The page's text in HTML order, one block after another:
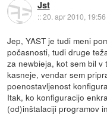
Jst
::20. apr 2010, 19:56
Jep, YAST je tudi meni
počasnosti, tudi druge
za newbieja, kot sem bil v
kasneje, vendar sem
poenostavljenost
Itak, ko konfiguracijo
(od)inštalaciji programov